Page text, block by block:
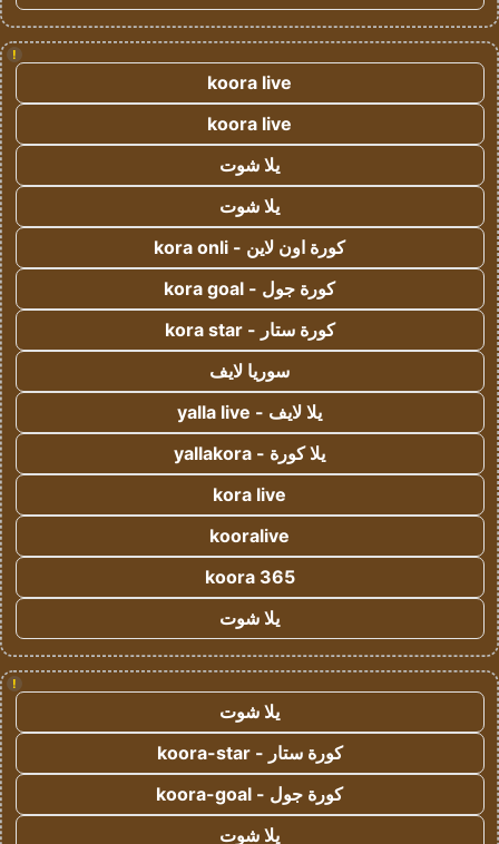
!
koora live
koora live
يلا شوت
يلا شوت
كورة اون لاين - kora onli
كورة جول - kora goal
كورة ستار - kora star
سوريا لايف
يلا لايف - yalla live
يلا كورة - yallakora
kora live
kooralive
koora 365
يلا شوت
!
يلا شوت
كورة ستار - koora-star
كورة جول - koora-goal
يلا شوت